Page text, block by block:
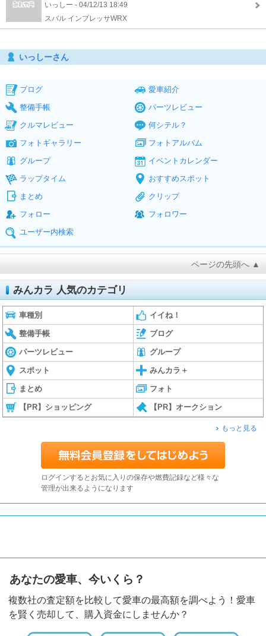
いっしー - 04/12/13 18:49
スバル インプレッサWRX
いっしーさん
ブログ
愛車紹介
整備手帳
パーツレビュー
クルマレビュー
何シテル？
フォトギャラリー
フォトアルバム
グループ
イベントカレンダー
ラップタイム
おすすめスポット
まとめ
クリップ
フォロー
フォロワー
ユーザー内検索
ページの先頭へ ▲
みんカラ 人気のカテゴリ
車種別 イイね！
整備手帳 ブログ
パーツレビュー グループ
スポット みんカラ＋
まとめ フォト
【PR】ショッピング 【PR】オークション
もっと見る
ログインするとお気に入りの保存や燃費記録など様々な
管理が出来るようになります
あなたの愛車、今いくら？
複数社の査定額を比較して愛車の最高額を調べよう！愛車
を賢く売却して、購入資金にしませんか？